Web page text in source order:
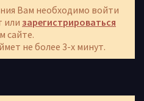
Вам необходимо войти
или зарегистрироваться
сайте.
не более 3-х минут.